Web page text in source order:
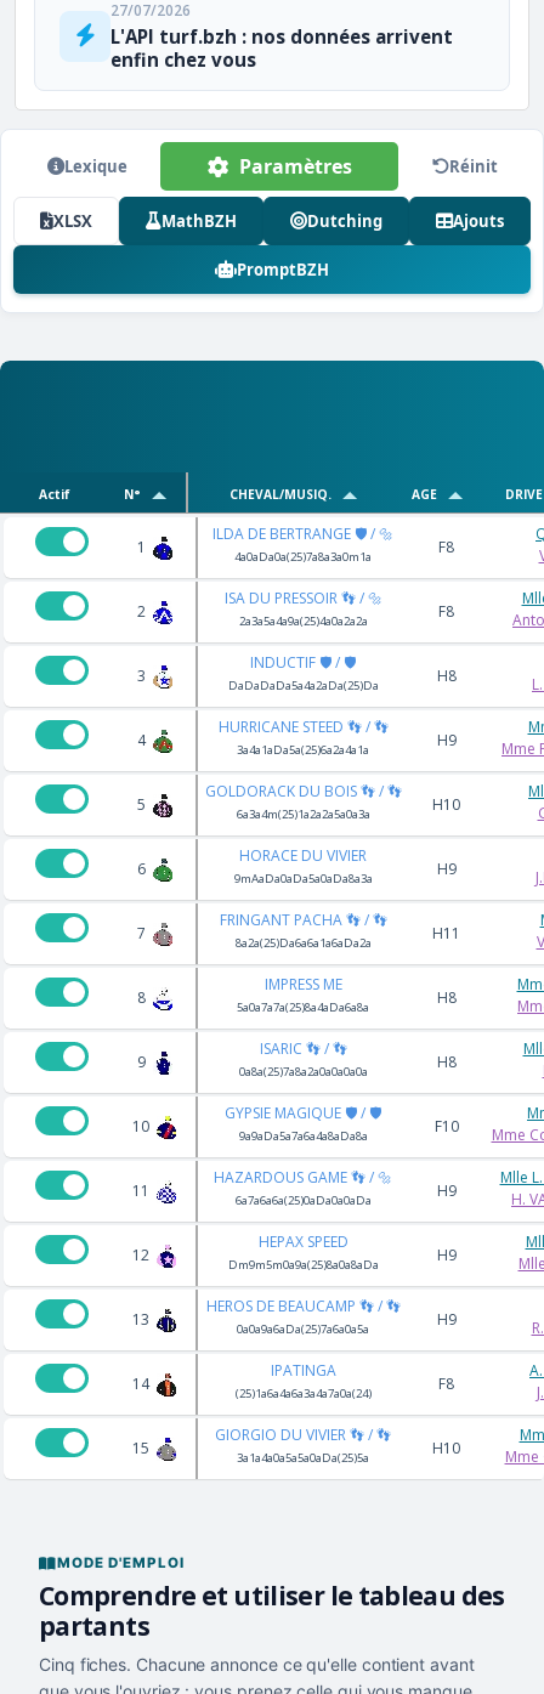
27/07/2026
L'API turf.bzh : nos données arrivent
enfin chez vous
Lexique Paramètres Réinit
XLSX MathBZH Dutching Ajouts
PromptBZH
Actif N° CHEVAL/MUSIQ. AGE
1
ILDA DE BERTRANGE 🛡️ / 🔩
4a0aDa0a(25)7a8a3a0m1a F8
2
ISA DU PRESSOIR 👣 / 🔩
2a3a5a4a9a(25)4a0a2a2a F8
3
INDUCTIF 🛡️ / 🛡️
DaDaDaDa5a4a2aDa(25)Da H8
4
HURRICANE STEED 👣 / 👣
3a4a1aDa5a(25)6a2a4a1a H9
Mme
5
GOLDORACK DU BOIS 👣 / 👣
6a3a4m(25)1a2a2a5a0a3a H10
6
HORACE DU VIVIER
9mAaDa0aDa5a0aDa8a3a H9
7
FRINGANT PACHA 👣 / 👣
8a2a(25)Da6a6a1a6aDa2a H11
8
IMPRESS ME
5a0a7a7a(25)8a4aDa6a8a H8
9
ISARIC 👣 / 👣
0a8a(25)7a8a2a0a0a0a0a H8
10
GYPSIE MAGIQUE 🛡️ / 🛡️
9a9aDa5a7a6a4a8aDa8a F10
Mme
11
HAZARDOUS GAME 👣 / 🔩
6a7a6a6a(25)0aDa0a0aDa H9
Mlle
H.
12
HEPAX SPEED
Dm9m5m0a9a(25)8a0a8aDa H9
13
HEROS DE BEAUCAMP 👣 / 👣
0a0a9a6aDa(25)7a6a0a5a H9
14
IPATINGA
(25)1a6a4a6a3a4a7a0a(24) F8
15
GIORGIO DU VIVIER 👣 / 👣
3a1a4a0a5a5a0aDa(25)5a H10
Mme
MODE D'EMPLOI
Comprendre et utiliser le tableau des
partants
Cinq fiches. Chacune annonce ce qu'elle contient avant